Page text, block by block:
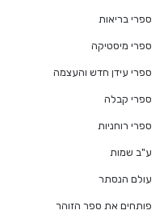
ספרי בריאות
ספרי מיסטיקה
ספרי עידן חדש והעצמה
ספרי קבלה
ספרי רוחניות
ע"ב שמות
עולם הנסתר
פותחים את ספר הזוהר